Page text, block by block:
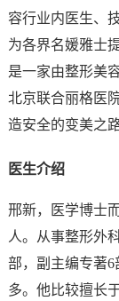
容行业内医生、
为各界名媛雅士
是一家由整形美
北京联合丽格医
造安全的变美之路
医生介绍
邢新，医学博士
人。从事整形外
部，副主编专著6
多。他比较擅长